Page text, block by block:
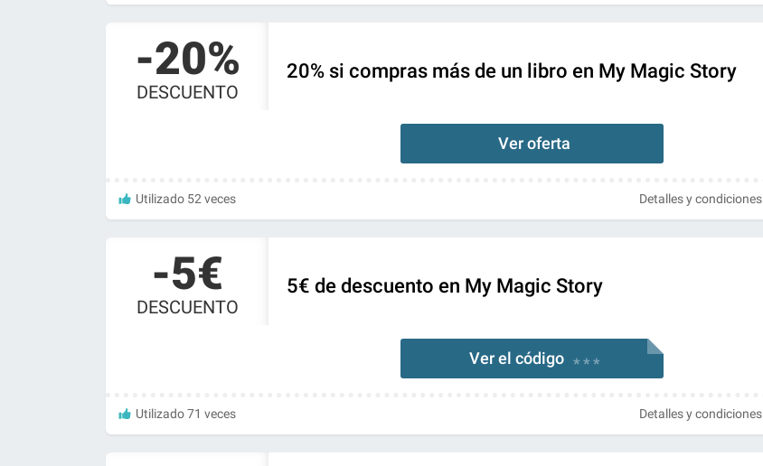
-20%
DESCUENTO
20% si compras más de un libro en My Magic Story
Ver oferta
Utilizado 52 veces Detalles y condiciones
-5€
DESCUENTO
5€ de descuento en My Magic Story
Ver el código * * *
Utilizado 71 veces Detalles y condiciones